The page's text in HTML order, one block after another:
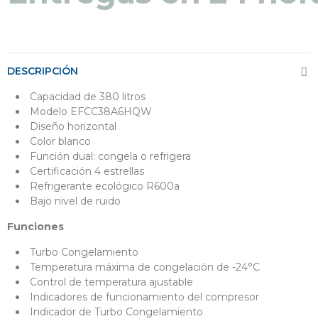
DESCRIPCIÓN
Capacidad de 380 litros
Modelo EFCC38A6HQW
Diseño horizontal
Color blanco
Función dual: congela o refrigera
Certificación 4 estrellas
Refrigerante ecológico R600a
Bajo nivel de ruido
Funciones
Turbo Congelamiento
Temperatura máxima de congelación de -24°C
Control de temperatura ajustable
Indicadores de funcionamiento del compresor
Indicador de Turbo Congelamiento